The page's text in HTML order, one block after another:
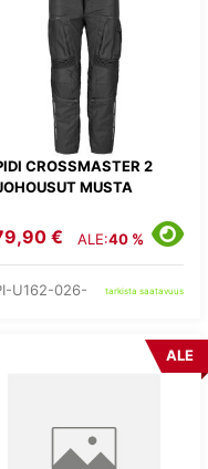
CROSSMASTER 2
MUSTA
€ ALE:40 %
U162-026- tarkista saatavuus
ALE